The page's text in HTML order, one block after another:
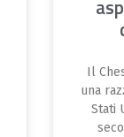
Il
una
Stati